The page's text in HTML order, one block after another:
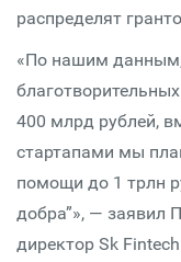
распределят
«По нашим
400 млрд рублей,
стартапами мы
помощи до 1 трлн
добра”», — заявил
директор Sk